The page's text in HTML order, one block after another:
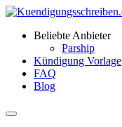
Beliebte Anbieter
Parship
Kündigung Vorlage
FAQ
Blog